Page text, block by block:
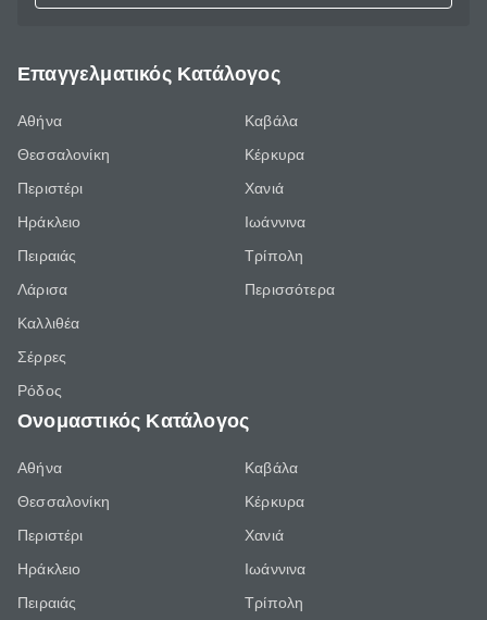
Επαγγελματικός Κατάλογος
Αθήνα
Θεσσαλονίκη
Περιστέρι
Ηράκλειο
Πειραιάς
Λάρισα
Καλλιθέα
Σέρρες
Ρόδος
Καβάλα
Κέρκυρα
Χανιά
Ιωάννινα
Τρίπολη
Περισσότερα
Ονομαστικός Κατάλογος
Αθήνα
Θεσσαλονίκη
Περιστέρι
Ηράκλειο
Πειραιάς
Καβάλα
Κέρκυρα
Χανιά
Ιωάννινα
Τρίπολη